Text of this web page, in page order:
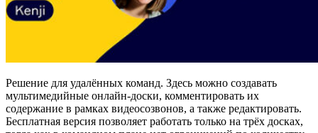
Решение для удалённых команд. Здесь можно создавать
мультимедийные онлайн-доски, комментировать их
содержание в рамках видеосозвонов, а также редактировать.
Бесплатная версия позволяет работать только на трёх досках,